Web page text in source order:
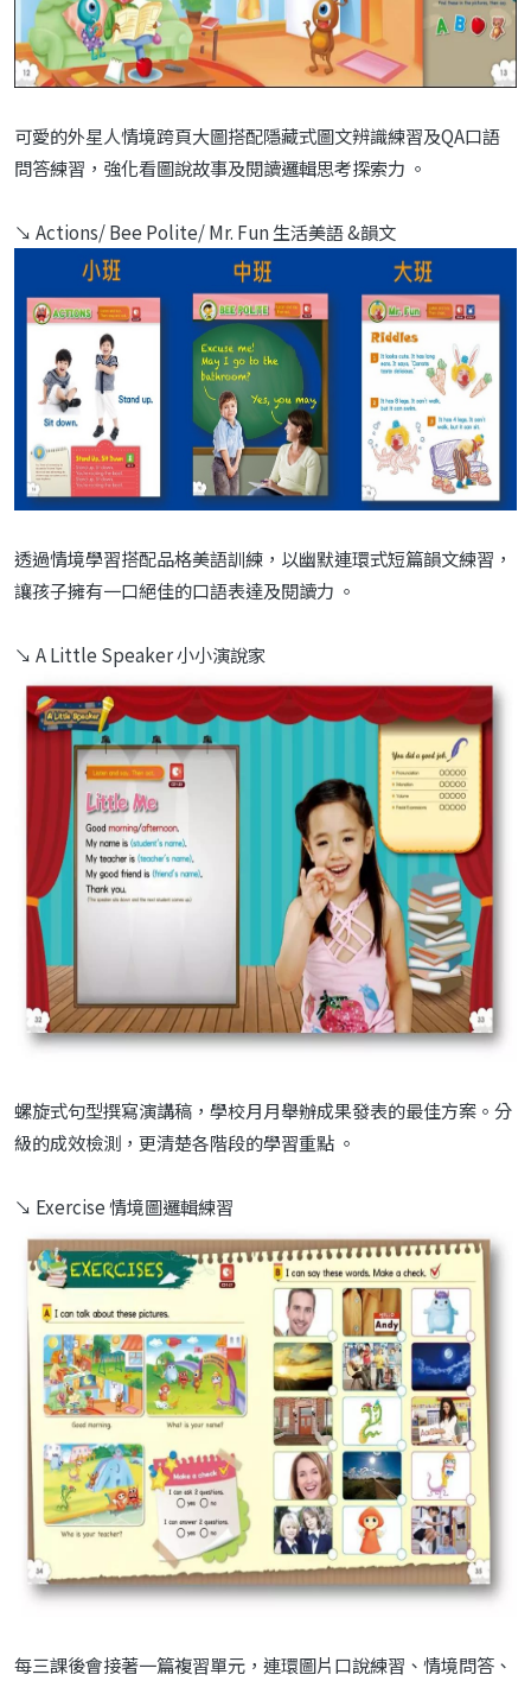
可愛的外星人情境跨頁大圖搭配隱藏式圖文辨識練習及QA口語
問答練習，強化看圖說故事及閱讀邏輯思考探索力 。
↘ Actions/ Bee Polite/ Mr. Fun 生活美語 &韻文
透過情境學習搭配品格美語訓練，以幽默連環式短篇韻文練習，
讓孩子擁有一口絕佳的口語表達及閱讀力 。
↘ A Little Speaker 小小演說家
螺旋式句型撰寫演講稿，學校月月舉辦成果發表的最佳方案。分
級的成效檢測，更清楚各階段的學習重點 。
↘ Exercise 情境圖邏輯練習
每三課後會接著一篇複習單元，連環圖片口說練習、情境問答、